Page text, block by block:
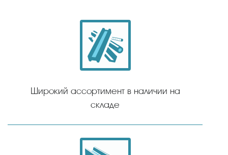
Широкий ассортимент в наличии на
складе